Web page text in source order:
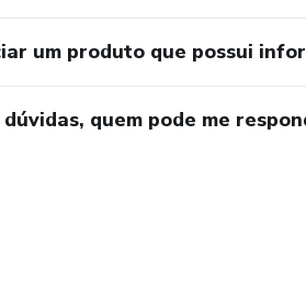
um produto que possui
quem pode me